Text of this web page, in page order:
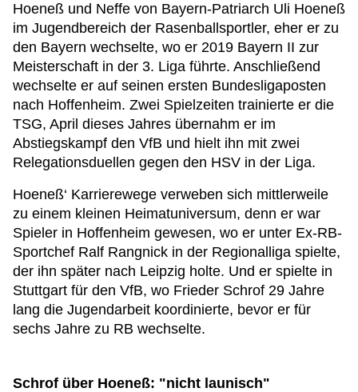
Hoeneß und Neffe von Bayern-Patriarch Uli Hoeneß
im Jugendbereich der Rasenballsportler, eher er zu
den Bayern wechselte, wo er 2019 Bayern II zur
Meisterschaft in der 3. Liga führte. Anschließend
wechselte er auf seinen ersten Bundesligaposten
nach Hoffenheim. Zwei Spielzeiten trainierte er die
TSG, April dieses Jahres übernahm er im
Abstiegskampf den VfB und hielt ihn mit zwei
Relegationsduellen gegen den HSV in der Liga.
Hoeneß‘ Karrierewege verweben sich mittlerweile
zu einem kleinen Heimatuniversum, denn er war
Spieler in Hoffenheim gewesen, wo er unter Ex-RB-
Sportchef Ralf Rangnick in der Regionalliga spielte,
der ihn später nach Leipzig holte. Und er spielte in
Stuttgart für den VfB, wo Frieder Schrof 29 Jahre
lang die Jugendarbeit koordinierte, bevor er für
sechs Jahre zu RB wechselte.
Schrof über Hoeneß: "nicht launisch"